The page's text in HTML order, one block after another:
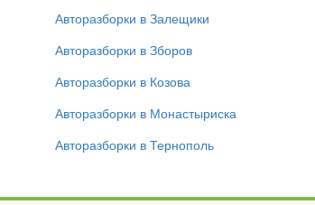
Авторазборки в Залещики
Авторазборки в Зборов
Авторазборки в Козова
Авторазборки в Монастыриска
Авторазборки в Тернополь